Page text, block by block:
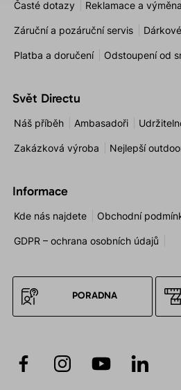
Časté dotazy Reklamace a
Záruční a pozáruční servis
Platba a doručení Odstoupení od
Svět Directu
Náš příběh Ambasadoři
Zakázková výroba Nejlepší
Informace
Kde nás najdete Obchodní
GDPR – ochrana osobních údajů
PORADNA